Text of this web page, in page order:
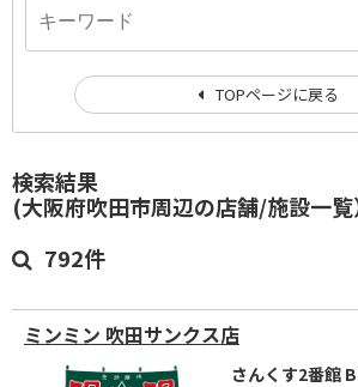
検索結果
(大阪府吹田市周辺の店舗/施設一覧
792件
ミンミン 吹田サンクス店
さんくす2番館
TOPページに戻る